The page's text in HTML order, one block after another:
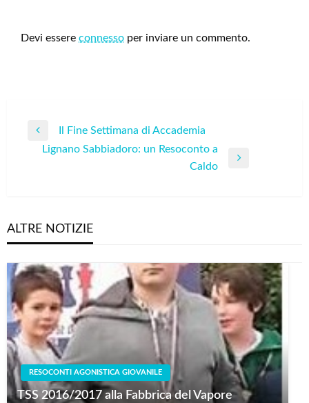
Devi essere connesso per inviare un commento.
Navigazione
articoli
Previous
Post
Il Fine Settimana di Accademia
Lignano Sabbiadoro: un Resoconto a
Caldo
ALTRE NOTIZIE
RESOCONTI AGONISTICA GIOVANILE
TSS 2016/2017 alla Fabbrica del Vapore